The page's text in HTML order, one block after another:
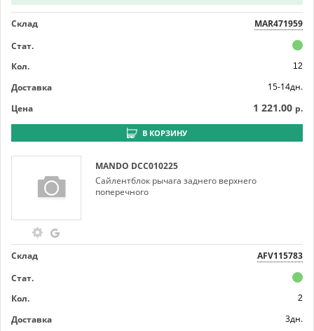
Склад
MAR471959
Стат.
Кол.
12
Доставка
15-14дн.
Цена
1 221.00 р.
В КОРЗИНУ
MANDO DCC010225
Сайлентблок рычага заднего верхнего
поперечного
Склад
AFV115783
Стат.
Кол.
2
Доставка
3дн.